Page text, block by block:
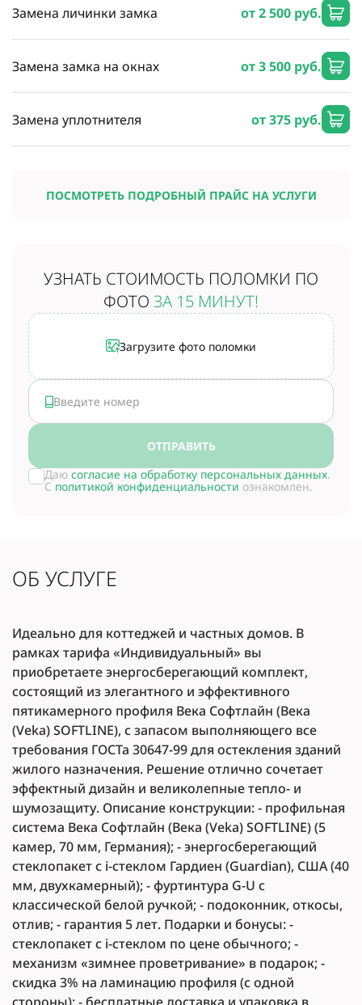
Замена личинки замка от 2 500 руб.
Замена замка на окнах от 3 500 руб.
Замена уплотнителя от 375 руб.
ПОСМОТРЕТЬ ПОДРОБНЫЙ ПРАЙС НА УСЛУГИ
УЗНАТЬ СТОИМОСТЬ ПОЛОМКИ ПО
ФОТО ЗА 15 МИНУТ!
Загрузите фото поломки
ОТПРАВИТЬ
Даю согласие на обработку персональных данных.
С политикой конфиденциальности ознакомлен.
ОБ УСЛУГЕ
Идеально для коттеджей и частных домов. В
рамках тарифа «Индивидуальный» вы
приобретаете энергосберегающий комплект,
состоящий из элегантного и эффективного
пятикамерного профиля Века Софтлайн (Века
(Veka) SOFTLINE), с запасом выполняющего все
требования ГОСТа 30647-99 для остекления зданий
жилого назначения. Решение отлично сочетает
эффектный дизайн и великолепные тепло- и
шумозащиту. Описание конструкции: - профильная
система Века Софтлайн (Века (Veka) SOFTLINE) (5
камер, 70 мм, Германия); - энергосберегающий
стеклопакет с i-стеклом Гардиен (Guardian), США (40
мм, двухкамерный); - фуртинтура G-U с
классической белой ручкой; - подоконник, откосы,
отлив; - гарантия 5 лет. Подарки и бонусы: -
стеклопакет с i-стеклом по цене обычного; -
механизм «зимнее проветривание» в подарок; -
скидка 3% на ламинацию профиля (с одной